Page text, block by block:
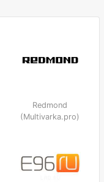
Redmond
(Multivarka.pro)